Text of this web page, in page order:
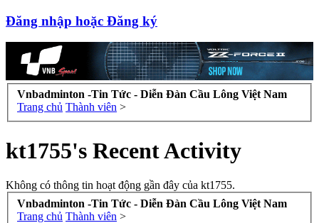
Đăng nhập hoặc Đăng ký
Vnbadminton -Tin Tức - Diễn Đàn Cầu Lông Việt Nam
Trang chủ Thành viên >
kt1755's Recent Activity
Không có thông tin hoạt động gần đây của kt1755.
Vnbadminton -Tin Tức - Diễn Đàn Cầu Lông Việt Nam
Trang chủ Thành viên >